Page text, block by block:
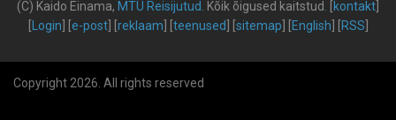
(C) Kaido Einama, MTÜ Reisijutud. Kõik õigused kaitstud. kontakt
Login e-post] [ reklaam teenused sitemap English RSS
Copyright 2026. All rights reserved